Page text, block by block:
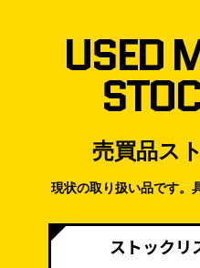
USED
売買品ス
現状の取り扱い品です。
ストックリ